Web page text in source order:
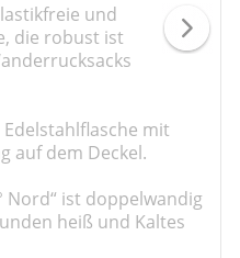
und
die robust ist
mit
auf dem Deckel.
Nord“ ist doppelwandig
heiß und Kaltes